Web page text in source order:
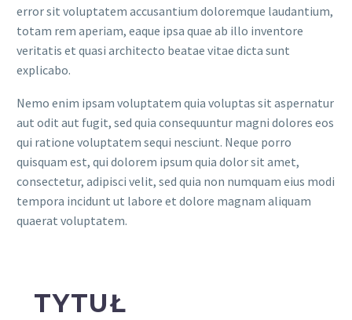
error sit voluptatem accusantium doloremque laudantium,
totam rem aperiam, eaque ipsa quae ab illo inventore
veritatis et quasi architecto beatae vitae dicta sunt
explicabo.
Nemo enim ipsam voluptatem quia voluptas sit aspernatur
aut odit aut fugit, sed quia consequuntur magni dolores eos
qui ratione voluptatem sequi nesciunt. Neque porro
quisquam est, qui dolorem ipsum quia dolor sit amet,
consectetur, adipisci velit, sed quia non numquam eius modi
tempora incidunt ut labore et dolore magnam aliquam
quaerat voluptatem.
TYTUŁ